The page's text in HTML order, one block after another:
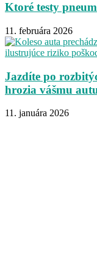
Ktoré testy
11. februára 2026
Jazdíte po
hrozia vášmu
11. januára 2026